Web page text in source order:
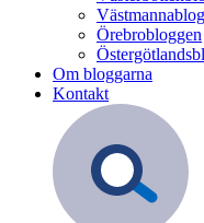
Örebrobloggen
Om bloggarna
Kontakt